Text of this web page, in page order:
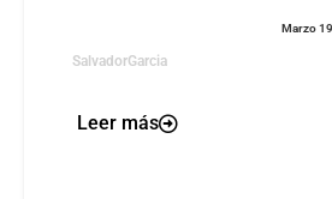
SalvadorGarcia
Marzo
Leer más